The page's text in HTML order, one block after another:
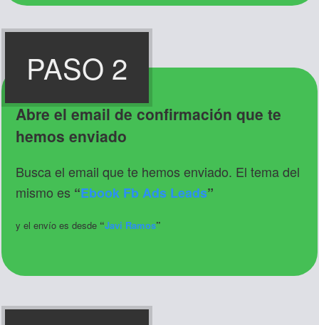
PASO 2
Abre el email de confirmación que te
hemos enviado
Busca el email que te hemos enviado. El tema del
mismo es “Ebook Fb Ads Leads”
y el envío es desde “Javi Ramos”